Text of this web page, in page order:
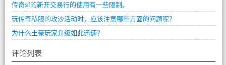
传奇sf的新开交易行的使用有一些限制。
玩传奇私服的攻沙活动时，应该注意哪些方面的问题呢？
为什么土豪玩家升级如此迅速？
评论列表